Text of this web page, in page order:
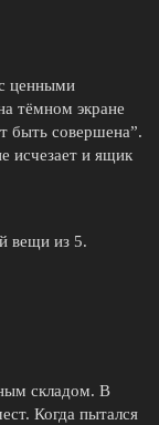
ценными
тёмном экране
быть совершена”.
исчезает и ящик
вещи из 5.
складом. В
Когда пытался